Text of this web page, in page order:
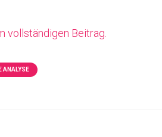
vollständigen Beitrag.
ANALYSE